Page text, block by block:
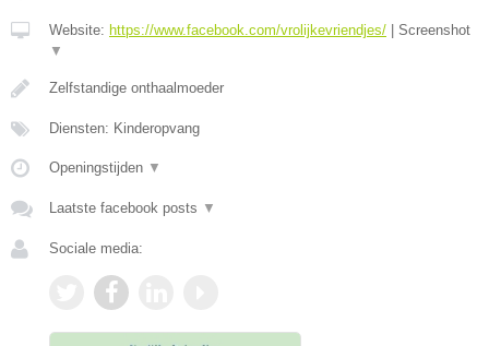
Website: https://www.facebook.com/vrolijkevriendjes/
Screenshot
▼
Zelfstandige onthaalmoeder
Diensten: Kinderopvang
Openingstijden ▼
Laatste facebook posts ▼
Sociale media: